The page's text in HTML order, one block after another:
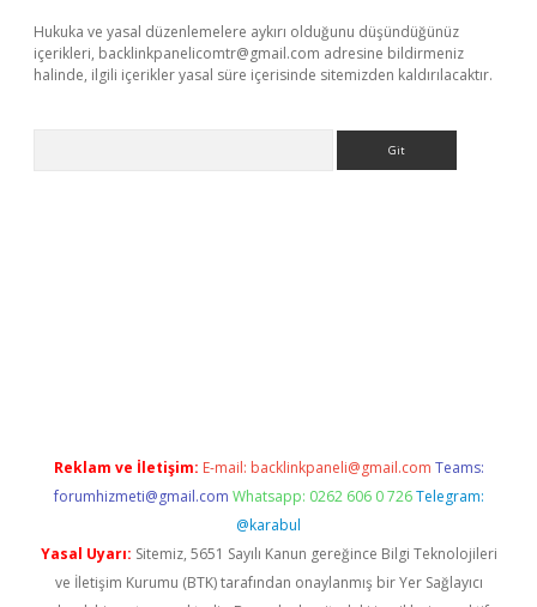
Hukuka ve yasal düzenlemelere aykırı olduğunu düşündüğünüz
içerikleri, backlinkpanelicomtr@gmail.com adresine bildirmeniz
halinde, ilgili içerikler yasal süre içerisinde sitemizden kaldırılacaktır.
Reklam ve İletişim: E-mail: backlinkpaneli@gmail.com Teams:
forumhizmeti@gmail.com Whatsapp: 0262 606 0 726 Telegram:
@karabul
Yasal Uyarı: Sitemiz, 5651 Sayılı Kanun gereğince Bilgi Teknolojileri
ve İletişim Kurumu (BTK) tarafından onaylanmış bir Yer Sağlayıcı